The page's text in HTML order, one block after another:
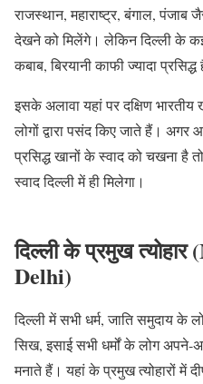
राजस्थान, महाराष्ट्र, बंगाल, पंजाब
देखने को मिलेंगे। लेकिन दिल्ली के
कबाब, बिरयानी काफी ज्यादा प्रसिद्ध
इसके अलावा यहां पर दक्षिण
लोगों द्वारा पसंद किए जाते हैं। अगर
प्रसिद्ध खानों के स्वाद को चखना है
स्वाद दिल्ली में ही मिलेगा।
दिल्ली के प्रमुख
Delhi)
दिल्ली में सभी धर्म, जाति समुदाय के
सिख, इसाई सभी धर्मों के लोग अपने-
मनाते हैं। यहां के प्रमुख त्योहारों में